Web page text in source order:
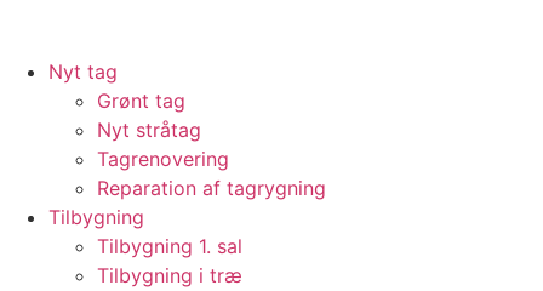
Nyt tag
Grønt tag
Nyt stråtag
Tagrenovering
Reparation af tagrygning
Tilbygning
Tilbygning 1. sal
Tilbygning i træ